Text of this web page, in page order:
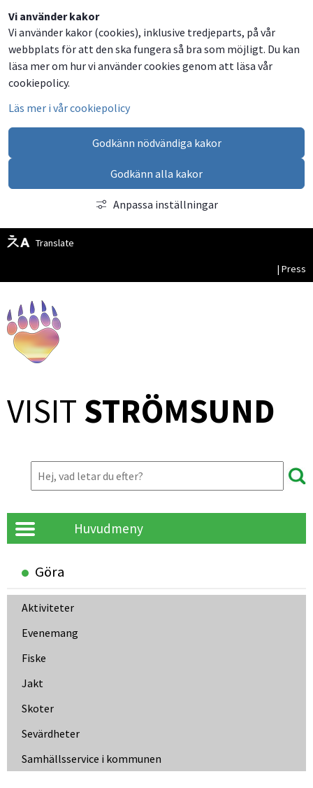
Vi använder kakor
Vi använder kakor (cookies), inklusive tredjeparts, på vår
webbplats för att den ska fungera så bra som möjligt. Du kan
läsa mer om hur vi använder cookies genom att läsa vår
cookiepolicy.
Läs mer i vår cookiepolicy
Godkänn nödvändiga kakor
Godkänn alla kakor
Anpassa inställningar
Translate
| Press
VISIT STRÖMSUND
Huvudmeny
Göra
Aktiviteter
Evenemang
Fiske
Jakt
Skoter
Sevärdheter
Samhällsservice i kommunen
Dela
på
Facebook
Dela
på
Twitter
Dela
på
LinkedIn
Dela
via
email
Besök
oss
på
Facebook